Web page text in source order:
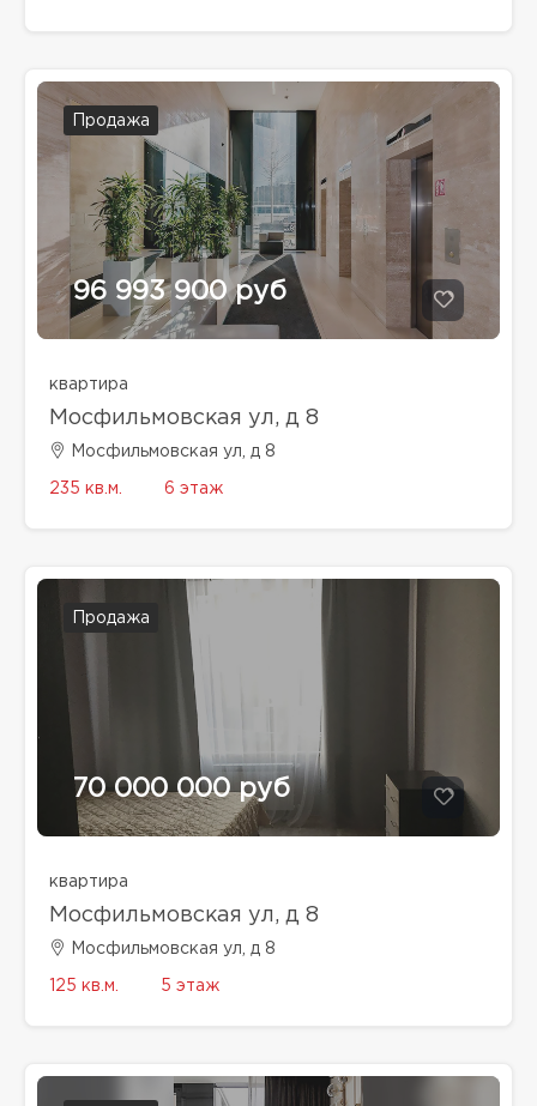
Продажа
96 993 900 руб
квартира
Мосфильмовская ул, д 8
Мосфильмовская ул, д 8
235 кв.м. 6 этаж
Продажа
70 000 000 руб
квартира
Мосфильмовская ул, д 8
Мосфильмовская ул, д 8
125 кв.м. 5 этаж